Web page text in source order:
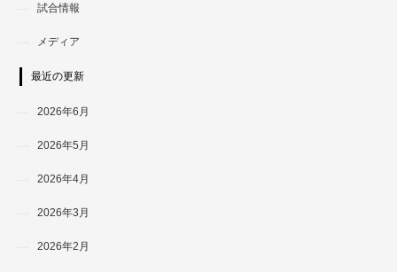
試合情報
メディア
最近の更新
2026年6月
2026年5月
2026年4月
2026年3月
2026年2月